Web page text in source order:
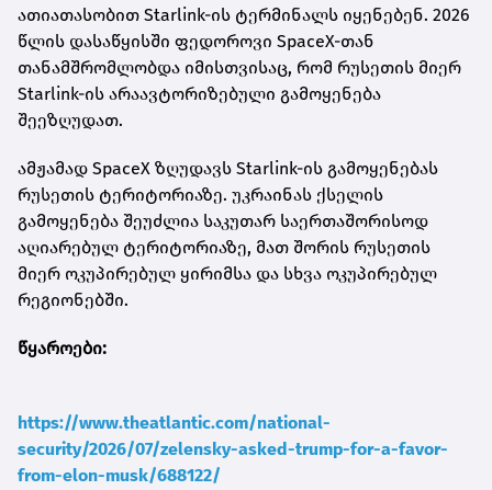
ათიათასობით Starlink-ის ტერმინალს იყენებენ. 2026
წლის დასაწყისში ფედოროვი SpaceX-თან
თანამშრომლობდა იმისთვისაც, რომ რუსეთის მიერ
Starlink-ის არაავტორიზებული გამოყენება
შეეზღუდათ.
ამჟამად SpaceX ზღუდავს Starlink-ის გამოყენებას
რუსეთის ტერიტორიაზე. უკრაინას ქსელის
გამოყენება შეუძლია საკუთარ საერთაშორისოდ
აღიარებულ ტერიტორიაზე, მათ შორის რუსეთის
მიერ ოკუპირებულ ყირიმსა და სხვა ოკუპირებულ
რეგიონებში.
წყაროები:
https://www.theatlantic.com/national-
security/2026/07/zelensky-asked-trump-for-a-favor-
from-elon-musk/688122/